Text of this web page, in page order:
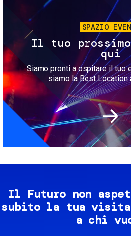
SPAZIO
Il tuo
qui
Siamo pronti a ospitare il tuo
siamo la Best Location
Il Futuro non
subito la tua visita
a chi